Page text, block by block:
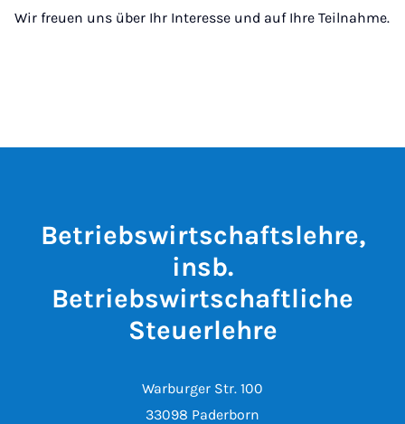
Wir freuen uns über Ihr Interesse und auf Ihre Teilnahme.
Betriebswirtschaftslehre,
insb.
Betriebswirtschaftliche
Steuerlehre
Warburger Str. 100
33098 Paderborn